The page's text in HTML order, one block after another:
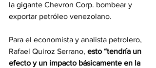
la gigante Chevron Corp. bombear y
exportar petróleo venezolano.
Para el economista y analista petrolero,
Rafael Quiroz Serrano, esto “tendría un
efecto y un impacto básicamente en la